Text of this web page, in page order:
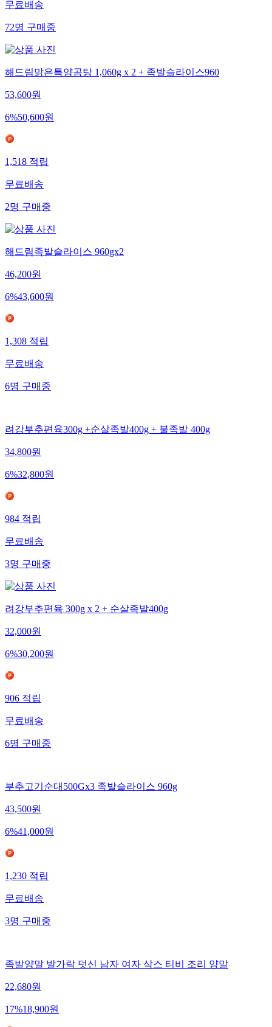
무료배송
72명구매중
해드림맑은특양곰탕 1,060g x 2 + 족발슬라이스960
53,600원
6%50,600원
1,518적립
무료배송
2명구매중
해드림족발슬라이스 960gx2
46,200원
6%43,600원
1,308적립
무료배송
6명구매중
려강부추편육300g +순살족발400g + 불족발 400g
34,800원
6%32,800원
984적립
무료배송
3명구매중
려강부추편육 300g x 2 + 순살족발400g
32,000원
6%30,200원
906적립
무료배송
6명구매중
부추고기순대500Gx3 족발슬라이스 960g
43,500원
6%41,000원
1,230적립
무료배송
3명구매중
족발양말 발가락 덧신 남자 여자 삭스 티비 조리 양말
22,680원
17%18,900원